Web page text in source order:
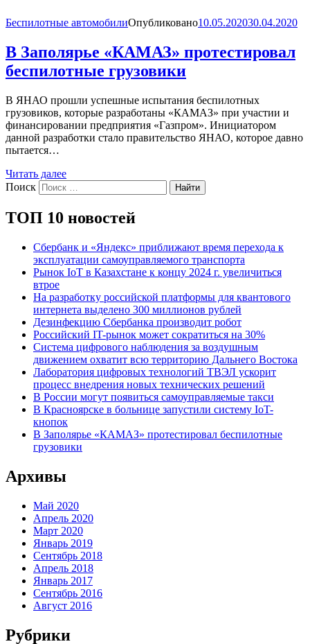
Беспилотные автомобилиОпубликовано10.05.202030.04.2020
В Заполярье «КАМАЗ» протестировал
беспилотные грузовики
В ЯНАО прошли успешные испытания беспилотных
грузовиков, которые разработаны «КАМАЗ» при участии и
финансировании предприятия «Газпром». Инициатором
данной разработки стало правительство ЯНАО, которое давно
пытается…
Читать далее
Поиск
Найти
ТОП 10 новостей
Сбербанк и «Яндекс» приближают время перехода к
эксплуатации самоуправляемого транспорта
Рынок IoT в Казахстане к концу 2024 г. увеличиться
втрое
На разработку российской платформы для квантового
интернета выделено 300 миллионов рублей
Дезинфекцию Сбербанка производит робот
Российский IT-рынок может сократиться на 30%
Система цифрового наблюдения за воздушным
движением охватит всю территорию Дальнего Востока
Лаборатория цифровых технологий ТВЭЛ ускорит
процесс внедрения новых технических решений
В России могут появиться самоуправляемые такси
В Красноярске в больнице запустили систему IoT-
кнопок
В Заполярье «КАМАЗ» протестировал беспилотные
грузовики
Архивы
Май 2020
Апрель 2020
Март 2020
Январь 2019
Сентябрь 2018
Апрель 2018
Январь 2017
Сентябрь 2016
Август 2016
Рубрики